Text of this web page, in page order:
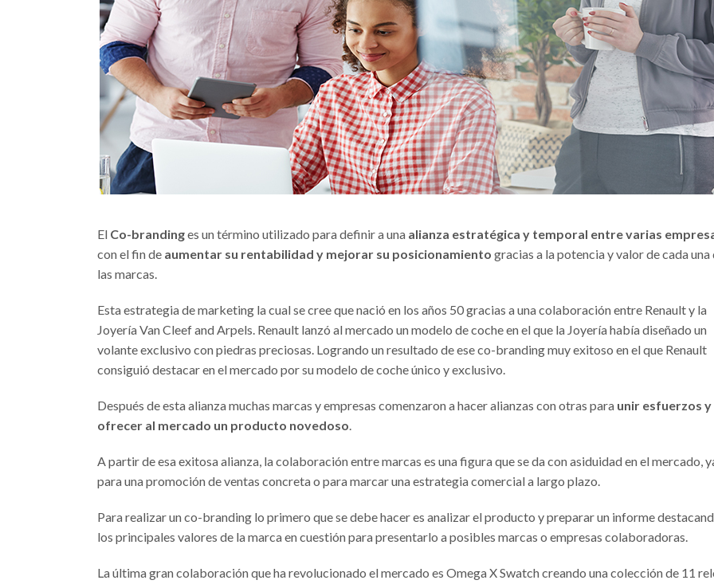
El Co-brandinges un término utilizado para definir a una alianza estratégica y temporal entre varias
con el fin de aumentar su rentabilidad y mejorar su posicionamiento gracias a la potencia y valor de cada una
las marcas.
Esta estrategia de marketing la cual se cree que nació en los años 50 gracias a una colaboración entre Renault y la
Joyería Van Cleef and Arpels. Renault lanzó al mercado un modelo de coche en el que la Joyería había diseñado un
volante exclusivo con piedras preciosas. Logrando un resultado de ese co-branding muy exitoso en el que Renault
consiguió destacar en el mercado por su modelo de coche único y exclusivo.
Después de esta alianza muchas marcas y empresas comenzaron a hacer alianzas con otras para unir esfuerzos y
ofrecer al mercado un producto novedoso.
A partir de esa exitosa alianza, la colaboración entre marcas es una figura que se da con asiduidad en el mercado,
para una promoción de ventas concreta o para marcar una estrategia comercial a largo plazo.
Para realizar un co-branding lo primero que se debe hacer es analizar el producto y preparar un informe
los principales valores de la marca en cuestión para presentarlo a posibles marcas o empresas colaboradoras.
La última gran colaboración que ha revolucionado el mercado es Omega X Swatch creando una colección de 11